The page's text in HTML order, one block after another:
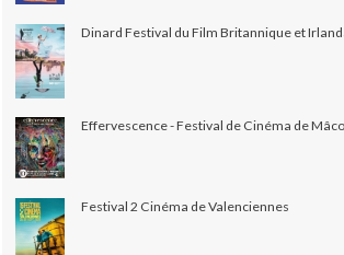
Dinard Festival du Film Britannique et
Effervescence - Festival de Cinéma de
Festival 2 Cinéma de Valenciennes